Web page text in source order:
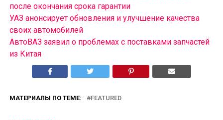
после окончания срока гарантии
УАЗ анонсирует обновления и улучшение качества
своих автомобилей
АвтоВАЗ заявил о проблемах с поставками запчастей
из Китая
МАТЕРИАЛЫ ПО ТЕМЕ: FEATURED